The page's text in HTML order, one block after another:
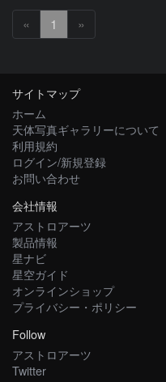
« 1 »
サイトマップ
ホーム
天体写真ギャラリーについて
利用規約
ログイン/新規登録
お問い合わせ
会社情報
アストロアーツ
製品情報
星ナビ
星空ガイド
オンラインショップ
プライバシー・ポリシー
Follow
アストロアーツ
Twitter